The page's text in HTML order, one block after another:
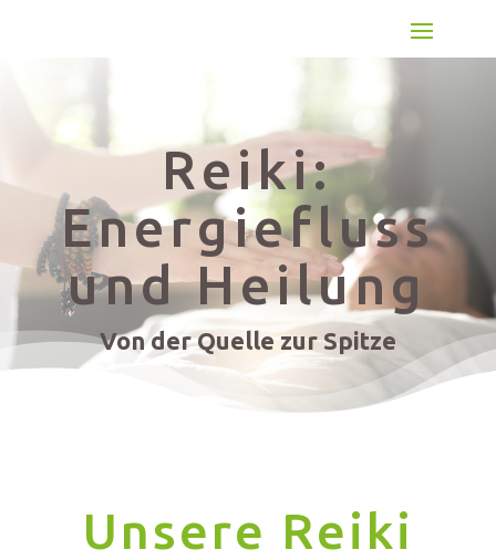
Reiki:
Energiefluss
und Heilung
Von der Quelle zur Spitze
Unsere Reiki